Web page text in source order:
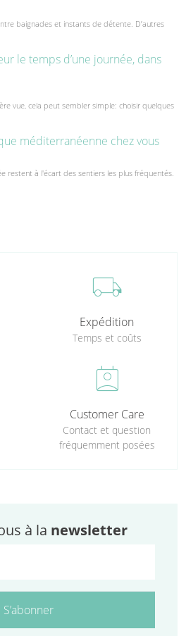
baignades et instants de détente. D’autres
le temps d’une journée, dans
vue, cela peut sembler simple: choisir quelques
méditerranéenne chez vous
restent à l'écart des sentiers les plus fréquentés.
local_shipping
Expédition
Temps et coûts
perm_contact_calendar
Customer Care
Contact et question
fréquemment posées
à la newsletter
S’abonner